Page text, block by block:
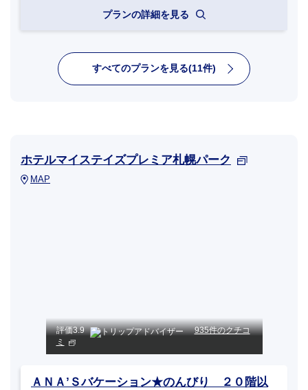
プランの詳細を見る
すべてのプランを見る(11件)
ホテルマイステイズプレミア札幌パーク
MAP
評価3.9
935件のクチコ
ミ
ＡＮＡ’Ｓバケーション★のんびり ２０階以